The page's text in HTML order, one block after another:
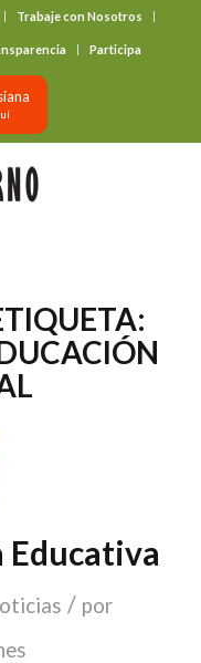
Trabaje con Nosotros
Participa
Educativa
/ por